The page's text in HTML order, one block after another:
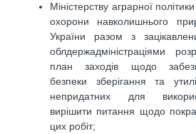
Міністерству аграрної
охорони навколишнього
України разом з
облдержадміністраціями
план заходів щодо
безпеки зберігання та
непридатних для
вирішити питання щодо
цих робіт;